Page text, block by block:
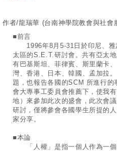
作者/龍瑞華 (台南神學院教會與社會
■前言
1996年8月5-31日於印尼、雅
太區的S.E.T.研討會。共有亞太
有巴基斯坦、菲律賓、斯里蘭卡
灣、香港、日本、韓國、孟加拉
題，也報告各國的SCM 所進行
會大專事工委員會推薦下，使我
地）來參加此次的盛會，此次會
研討，僅將參會各國學生所提的
家分享。
■本論
「人權」是指一個人作為一個